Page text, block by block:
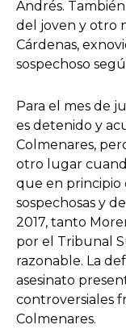
Andrés.
del joven y otro
Cárdenas,
sospechoso
Para el mes de
es detenido y
Colmenares,
otro lugar
que en principio
sospechosas y
2017, tanto
por el Tribunal
razonable. La
asesinato
controversiales
Colmenares.